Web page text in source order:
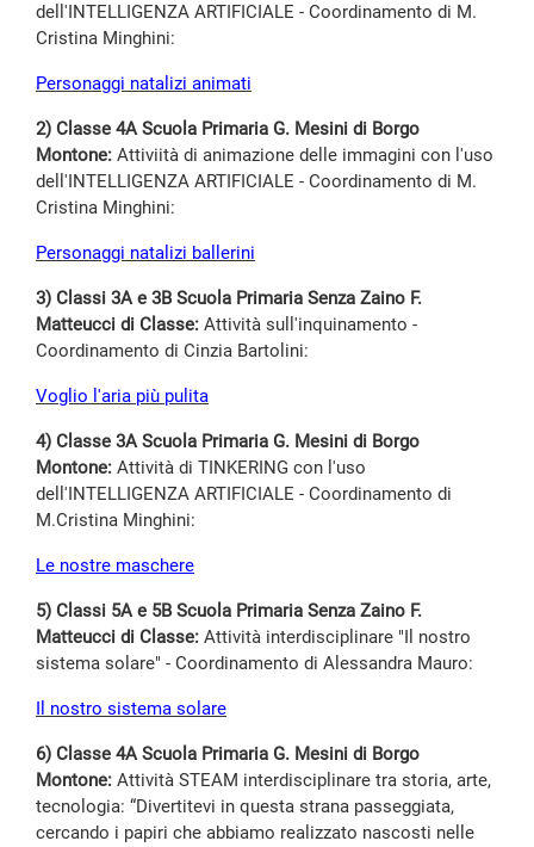
dell'INTELLIGENZA ARTIFICIALE - Coordinamento di M.
Cristina Minghini:
Personaggi natalizi animati
2) Classe 4A Scuola Primaria G. Mesini di Borgo
Montone: Attiviità di animazione delle immagini con l'uso
dell'INTELLIGENZA ARTIFICIALE - Coordinamento di M.
Cristina Minghini:
Personaggi natalizi ballerini
3) Classi 3A e 3B Scuola Primaria Senza Zaino F.
Matteucci di Classe: Attività sull'inquinamento -
Coordinamento di Cinzia Bartolini:
Voglio l'aria più pulita
4) Classe 3A Scuola Primaria G. Mesini di Borgo
Montone: Attività di TINKERING con l'uso
dell'INTELLIGENZA ARTIFICIALE - Coordinamento di
M.Cristina Minghini:
Le nostre maschere
5) Classi 5A e 5B Scuola Primaria Senza Zaino F.
Matteucci di Classe: Attività interdisciplinare "Il nostro
sistema solare" - Coordinamento di Alessandra Mauro:
I l nostro sistema solare
6) Classe 4A Scuola Primaria G. Mesini di Borgo
Montone: Attività STEAM interdisciplinare tra storia, arte,
tecnologia: “Divertitevi in questa strana passeggiata,
cercando i papiri che abbiamo realizzato nascosti nelle